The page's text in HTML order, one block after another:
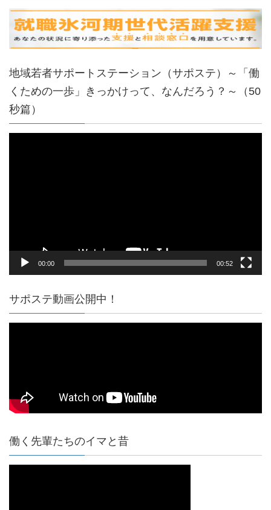
地域若者サポートステーション（サポステ）～「働
くための一歩」きっかけって、なんだろう？～（50
秒篇）
00:00 00:52
サポステ動画公開中！
働く先輩たちのイマと昔